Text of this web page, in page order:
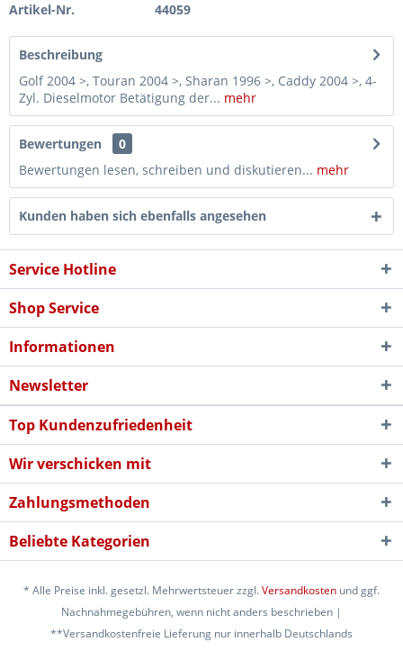
Artikel-Nr. 44059
Beschreibung
Golf 2004 >, Touran 2004 >, Sharan 1996 >, Caddy 2004 >, 4-
Zyl. Dieselmotor Betätigung der... mehr
Bewertungen
0
Bewertungen lesen, schreiben und diskutieren... mehr
Kunden haben sich ebenfalls angesehen
Service Hotline
Shop Service
Informationen
Newsletter
Top Kundenzufriedenheit
Wir verschicken mit
Zahlungsmethoden
Beliebte Kategorien
* Alle Preise inkl. gesetzl. Mehrwertsteuer zzgl.Versandkosten und ggf.
Nachnahmegebühren, wenn nicht anders beschrieben |
**Versandkostenfreie Lieferung nur innerhalb Deutschlands